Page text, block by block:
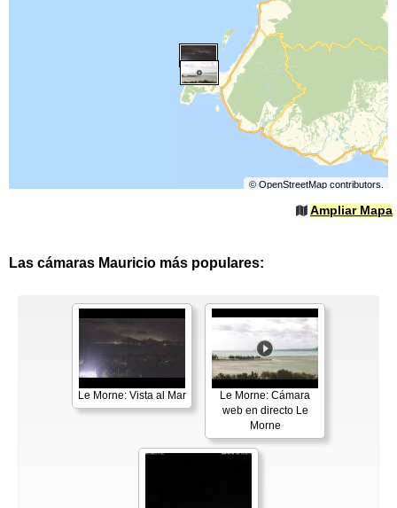
© OpenStreetMapcontributors.
Ampliar Mapa
Las cámaras Mauricio más populares:
Le Morne: Vista al Mar
Le Morne: Cámara
web en directo Le
Morne